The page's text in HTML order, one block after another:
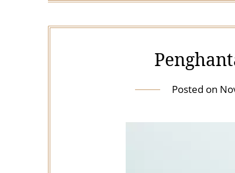
Posted on